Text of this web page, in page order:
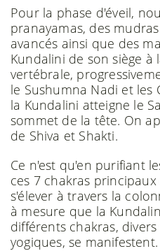
Pour la phase d'éveil,
pranayamas, des
avancés ainsi que des
Kundalini de son siège à
vertébrale,
le Sushumna Nadi et les
la Kundalini atteigne le
sommet de la tête. On
de Shiva et Shakti.
Ce n'est qu'en purifiant
ces 7 chakras
s'élever à travers la
à mesure que la
différents chakras,
yogiques, se manifestent.